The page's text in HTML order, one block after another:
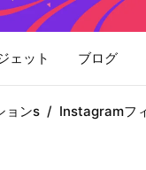
ェット ブログ
ョンs / Instagramフ